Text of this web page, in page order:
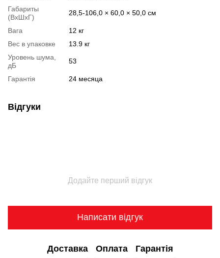
Габариты
(ВхШхГ)
28,5-106,0 × 60,0 × 50,0 см
Вага
12 кг
Вес в упаковке
13.9 кг
Уровень шума,
дБ
53
Гарантія 24 месяца
Відгуки
Додайте перший відгук
Написати відгук
Доставка Оплата Гарантія